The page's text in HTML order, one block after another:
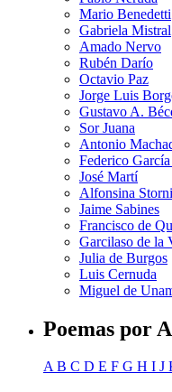
Mario Benedetti
Gabriela Mistral
Amado Nervo
Rubén Darío
Octavio Paz
Jorge Luis
Gustavo A.
Sor Juana
Antonio
Federico
José Martí
Alfonsina Storni
Jaime Sabines
Francisco de
Garcilaso de la
Julia de Burgos
Luis Cernuda
Miguel de
Poemas por
AB C D E F G H I J